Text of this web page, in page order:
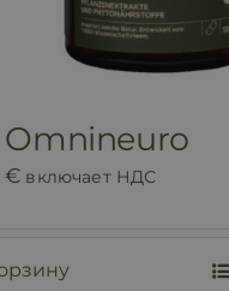
Omnineuro
€ включает НДС